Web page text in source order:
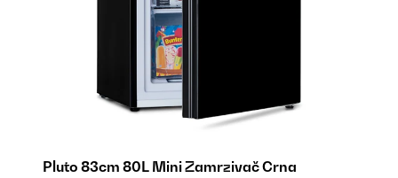
Pluto 83cm 80L Mini Zamrzivač Crna